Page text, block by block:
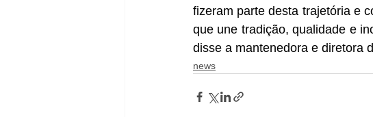
fizeram parte desta trajetória e
que une tradição, qualidade e
disse a mantenedora e diretora
news